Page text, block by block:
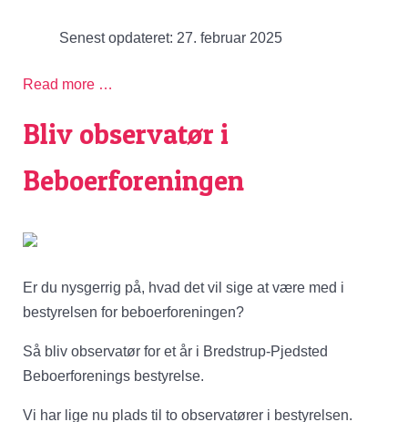
Senest opdateret: 27. februar 2025
Read more …
Bliv observatør i
Beboerforeningen
Er du nysgerrig på, hvad det vil sige at være med i
bestyrelsen for beboerforeningen?
Så bliv observatør for et år i Bredstrup-Pjedsted
Beboerforenings bestyrelse.
Vi har lige nu plads til to observatører i bestyrelsen.